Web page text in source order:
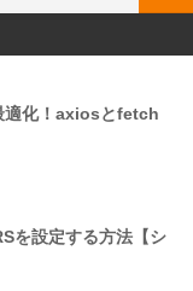
適化！axiosとfetch
を設定する方法【シ